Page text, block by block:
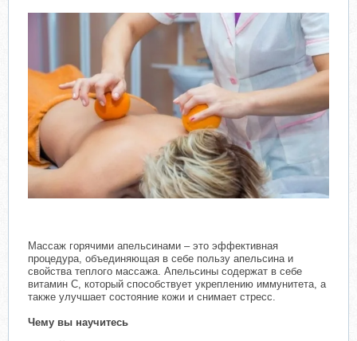
Массаж горячими апельсинами – это эффективная
процедура, объединяющая в себе пользу апельсина и
свойства теплого массажа. Апельсины содержат в себе
витамин С, который способствует укреплению иммунитета, а
также улучшает состояние кожи и снимает стресс.
Чему вы научитесь